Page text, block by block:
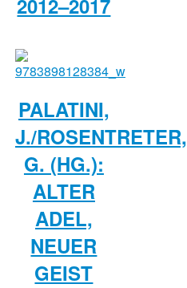
PALATINI,
J./ROSENTRETER,
G. (HG.):
ALTER
ADEL,
NEUER
GEIST